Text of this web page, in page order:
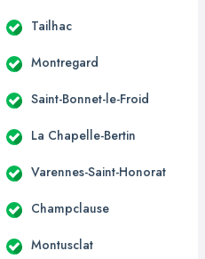
Tailhac
Montregard
Saint-Bonnet-le-Froid
La Chapelle-Bertin
Varennes-Saint-Honorat
Champclause
Montusclat